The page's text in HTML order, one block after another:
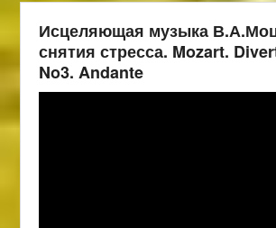
Исцеляющая музыка
снятия стресса. Mozart.
No3. Andante